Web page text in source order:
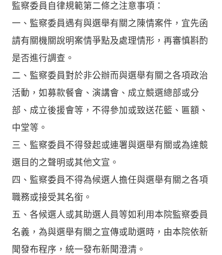
監察委員自律規範第二條之注意事項：
一、監察委員遇有與選舉有關之陳情案件，宜先函
請有關機關說明案情爭點及處理情形，再審慎斟酌
是否進行調查。
二、監察委員對於非公辦而與選舉有關之各項政治
活動，如募款餐會、演講會、成立競選總部或分
部、成立後援會等，不得參加或致送花籃、匾額、
中堂等。
三、監察委員不得發起或連署與選舉有關或為達競
選目的之聲明或其他文宣。
四、監察委員不得為候選人擔任與選舉有關之各項
職務或接受其名銜。
五、各候選人或其助選人員等如利用本院監察委員
名義，為與選舉有關之宣傳或助選時，由本院依新
聞發布程序，統一發布新聞澄清。